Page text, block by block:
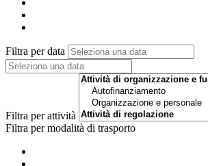
Filtra per data
Filtra per attività
Filtra per modalità di trasporto